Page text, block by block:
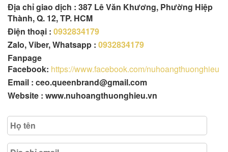
Địa chỉ giao dịch : 387 Lê Văn Khương, Phường Hiệp
Thành, Q. 12, TP. HCM
Điện thoại : 0932834179
Zalo, Viber, Whatsapp : 0932834179
Fanpage
Facebook: https://www.facebook.com/nuhoangthuonghieu
Email : ceo.queenbrand@gmail.com
Website : www.nuhoangthuonghieu.vn